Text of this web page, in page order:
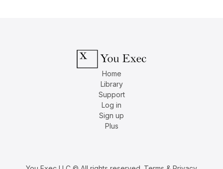
Home
Library
Support
Log in
Sign up
Plus